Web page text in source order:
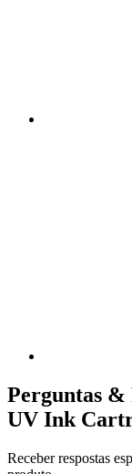
Perguntas &
UV Ink
Receber respostas